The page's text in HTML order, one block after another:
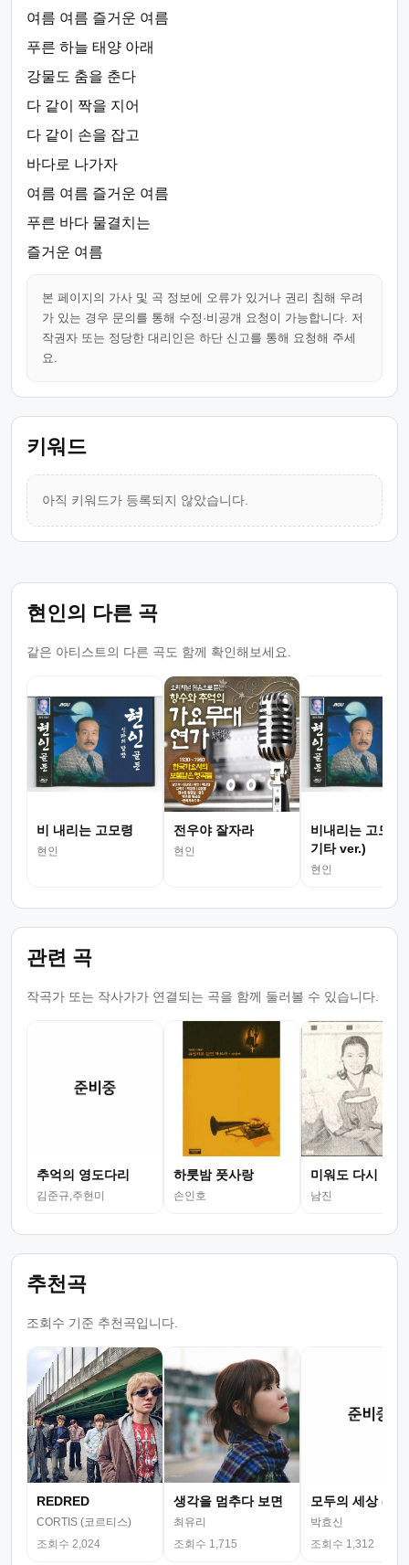
여름 여름 즐거운 여름
푸른 하늘 태양 아래
강물도 춤을 춘다
다 같이 짝을 지어
다 같이 손을 잡고
바다로 나가자
여름 여름 즐거운 여름
푸른 바다 물결치는
즐거운 여름
본 페이지의 가사 및 곡 정보에 오류가 있거나 권리 침해 우려
가 있는 경우 문의를 통해 수정·비공개 요청이 가능합니다. 저
작권자 또는 정당한 대리인은 하단 신고를 통해 요청해 주세
요.
키워드
아직 키워드가 등록되지 않았습니다.
현인의 다른 곡
같은 아티스트의 다른 곡도 함께 확인해보세요.
비 내리는 고모령
현인
전우야 잘자라
현인
비내리는 고모령
기타 ver.)
현인
관련 곡
작곡가 또는 작사가가 연결되는 곡을 함께 둘러볼 수 있습니다.
추억의 영도다리
김준규,주현미
하룻밤 풋사랑
손인호
미워도 다시 한
남진
추천곡
조회수 기준 추천곡입니다.
REDRED
CORTIS (코르티스)
조회수 2,024
생각을 멈추다 보면
최유리
조회수 1,715
모두의 세상 (뮤
박효신
조회수 1,312